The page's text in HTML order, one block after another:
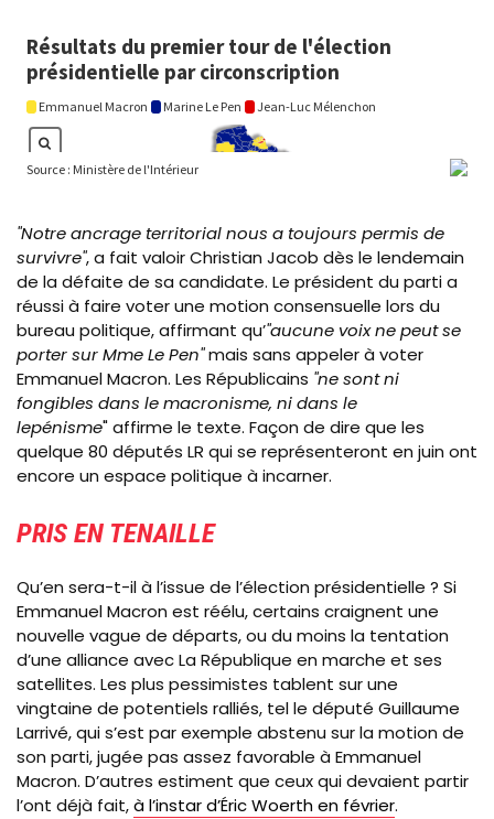
flourish
"Notre ancrage territorial nous a toujours permis de
survivre", a fait valoir Christian Jacob dès le lendemain
de la défaite de sa candidate. Le président du parti a
réussi à faire voter une motion consensuelle lors du
bureau politique, affirmant qu’"aucune voix ne peut se
porter sur Mme Le Pen"mais sans appeler à voter
Emmanuel Macron. Les Républicains "ne sont ni
fongibles dans le macronisme, ni dans le
lepénisme" affirme le texte. Façon de dire que les
quelque 80 députés LR qui se représenteront en juin ont
encore un espace politique à incarner.
PRIS EN TENAILLE
Qu’en sera-t-il à l’issue de l’élection présidentielle ? Si
Emmanuel Macron est réélu, certains craignent une
nouvelle vague de départs, ou du moins la tentation
d’une alliance avec La République en marche et ses
satellites. Les plus pessimistes tablent sur une
vingtaine de potentiels ralliés, tel le député Guillaume
Larrivé, qui s’est par exemple abstenu sur la motion de
son parti, jugée pas assez favorable à Emmanuel
Macron. D’autres estiment que ceux qui devaient partir
l’ont déjà fait,à l’instar d’Éric Woerth en février.